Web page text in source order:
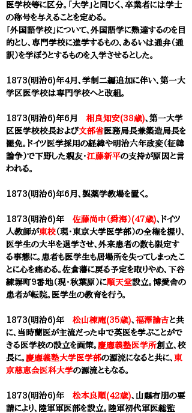
医学校等に区分。「大学」と同じく、卒業者には学士
の称号を与えることを定める。
「外国語学校」について、外国語学に熟達するのを目
的とし、専門学校に進学するもの、あるいは通弁（通
訳）を学ぼうとするものを入学させるとした。
1873(明治6)年4月、学制二編追加に伴い、 第一大
学区医学校は専門学校へと改組。
1873(明治6)年6月 相良知安(38歳)、 第一大学
区医学校校長および文部省 医務局長兼築造局長を
罷免。ドイツ医学採用の経緯や明治六年政変（征韓
論争）で下野した親友・江藤新平の支持が原因と言
われる。
1873(明治6)年6月、製薬学教場を置く。
1873(明治6)年 佐藤尚中（舜海）(47歳)、ドイツ
人教師が東校（現・東京大学医学部）の全権を握り、
医学生の大半を退学させ、外来患者の数も限定す
る事態に。患者も医学生も居場所を失ってしまったこ
とに心を痛める。佐倉藩に戻る予定を取りやめ、下谷
練塀町9番地（現・秋葉原）に順天堂設立。博愛舎の
患者が転院。医学生の教育を行う。
1873(明治6)年 松山棟庵(35歳)、 福澤諭吉と共
に、当時蘭医が主流だった中で英医を学ぶことがで
きる 医学校の設立を画策。 慶應義塾医学所創立、校
長に。 慶應義塾大学医学部の源流になると共に、 東
京慈恵会医科大学の源流ともなる。
1873(明治6)年 松本良順(42歳)、山縣有朋の要
請により、陸軍軍医部を設立。陸軍初代軍医総監